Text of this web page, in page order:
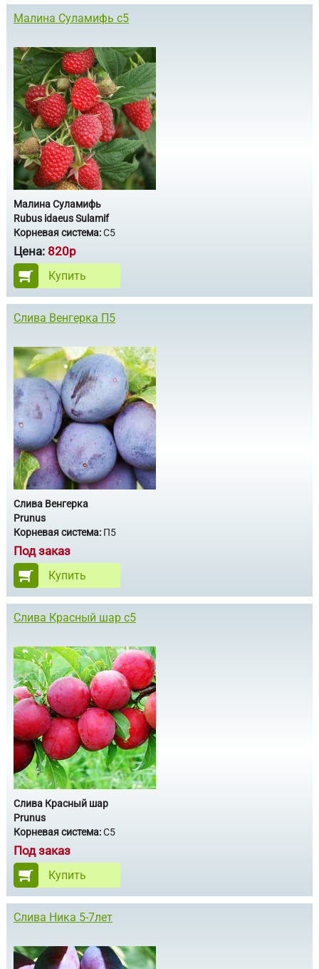
Малина Суламифь с5
Малина Суламифь
Rubus idaeus Sulamif
Корневая система:С5
Цена: 820р
Купить
Слива Венгерка П5
Слива Венгерка
Prunus
Корневая система: П5
Под заказ
Купить
Слива Красный шар с5
Слива Красный шар
Prunus
Корневая система:С5
Под заказ
Купить
Слива Ника 5-7лет